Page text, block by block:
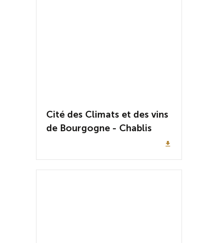
Cité des Climats et des vins
de Bourgogne - Chablis
file_download